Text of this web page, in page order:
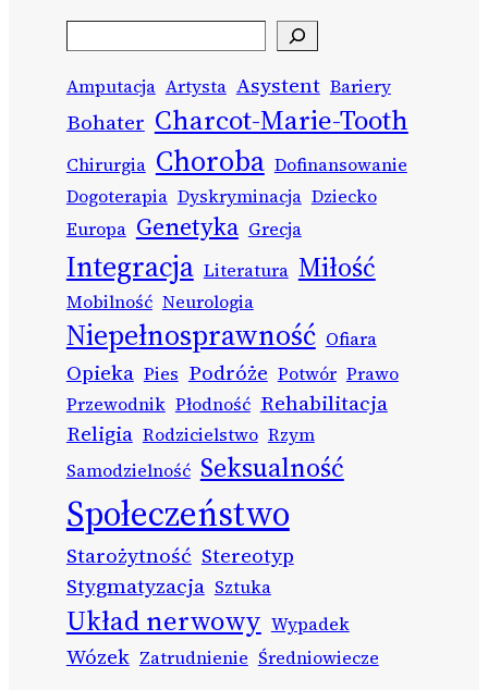
Amputacja Artysta Asystent Bariery
Bohater Charcot-Marie-Tooth
Chirurgia Choroba Dofinansowanie
Dogoterapia Dyskryminacja Dziecko
Europa Genetyka Grecja
Integracja Literatura Miłość
Mobilność Neurologia
Niepełnosprawność Ofiara
Opieka Pies Podróże Potwór Prawo
Przewodnik Płodność Rehabilitacja
Religia Rodzicielstwo Rzym
Samodzielność Seksualność
Społeczeństwo
Starożytność Stereotyp
Stygmatyzacja Sztuka
Układ nerwowy Wypadek
Wózek Zatrudnienie Średniowiecze